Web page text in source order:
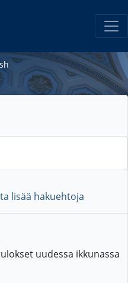
lisää hakuehtoja
uudessa ikkunassa